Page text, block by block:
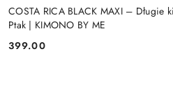
COSTA RICA BLACK MAXI – Długie
Ptak | KIMONO BY ME
Cena:
399.00